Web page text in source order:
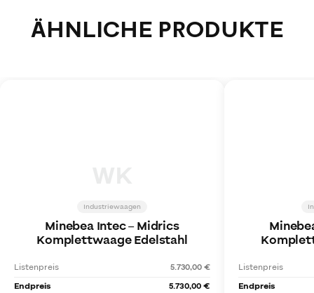
ÄHNLICHE PRODUKTE
Industriewaagen
Minebea Intec–Midrics
Komplettwaage Edelstahl
Listenpreis
5.730,00 €
Endpreis
5.730,00 €
Listenpreis
Endpreis